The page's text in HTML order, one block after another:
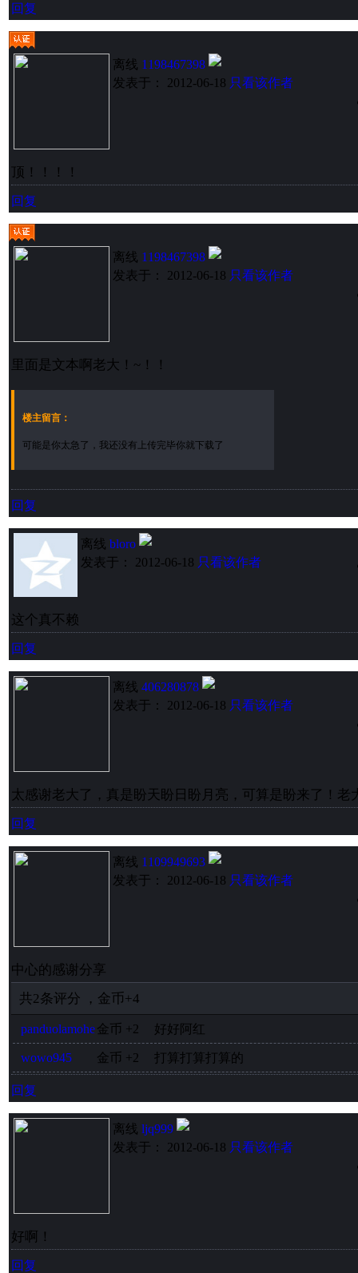
回复
离线 1198467398
发表于： 2012-06-18 只看该作者
顶！！！！
回复
离线 1198467398
发表于： 2012-06-18 只看该作者
里面是文本啊老大！~！！
楼主留言：
可能是你太急了，我还没有上传完毕你就下载了
回复
离线 bloro
发表于： 2012-06-18 只看该作者
这个真不赖
回复
离线 406280878
发表于： 2012-06-18 只看该作者
太感谢老大了，真是盼天盼日盼月亮，可算是盼来了！老
回复
离线 1109949693
发表于： 2012-06-18 只看该作者
中心的感谢分享
共2条评分 ， 金币+4
panduolamohe金币 +2 好好阿红
wowo945 金币 +2 打算打算打算的
回复
离线 ljq999
发表于： 2012-06-18 只看该作者
好啊！
回复